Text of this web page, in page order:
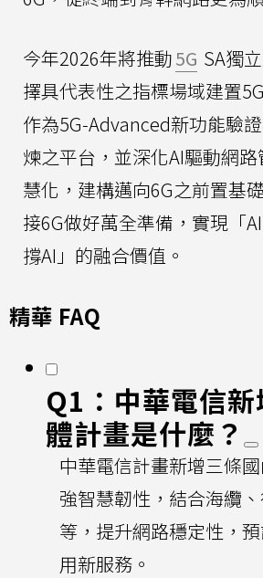
今年2026年將推動5G SA獨
擇具代表性之指標場域建置
作為5G‑Advanced新功能驗
煉之平台，並深化AI驅動網
慧化，建構邁向6G之前置基
接6G做好萬全準備，實現「
撐AI」的融合價值。
精華 FAQ
Q1：中華電信
體計畫是什麼？
中華電信計畫新增三條
強智慧韌性，結合海纜
等，提升網路穩定性，
用新服務。